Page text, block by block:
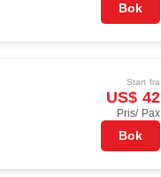
Bok
Start fra
US$ 42
Pris/ Pax
Bok